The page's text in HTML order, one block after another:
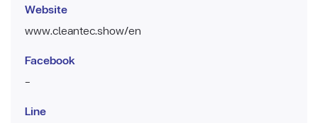
Website
www.cleantec.show/en
Facebook
-
Line